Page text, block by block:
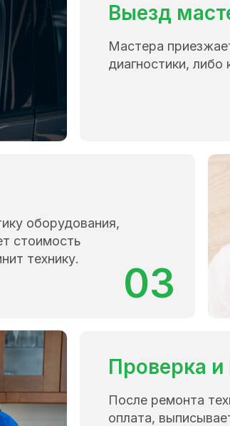
Мастера
диагностики, либо
Выезд
После ремонта
оплата,
Проверка и
оборудования,
стоимость
технику.
03